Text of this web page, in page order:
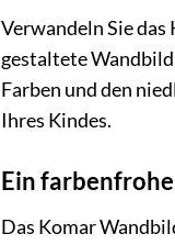
Verwandeln Sie
gestaltete Wandbild
Farben und den
Ihres Kindes.
Ein
Das Komar